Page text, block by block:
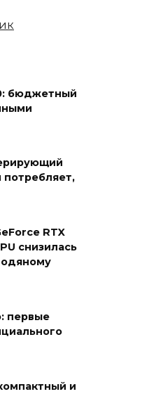
бюджетный
RTX
снизилась
первые
и